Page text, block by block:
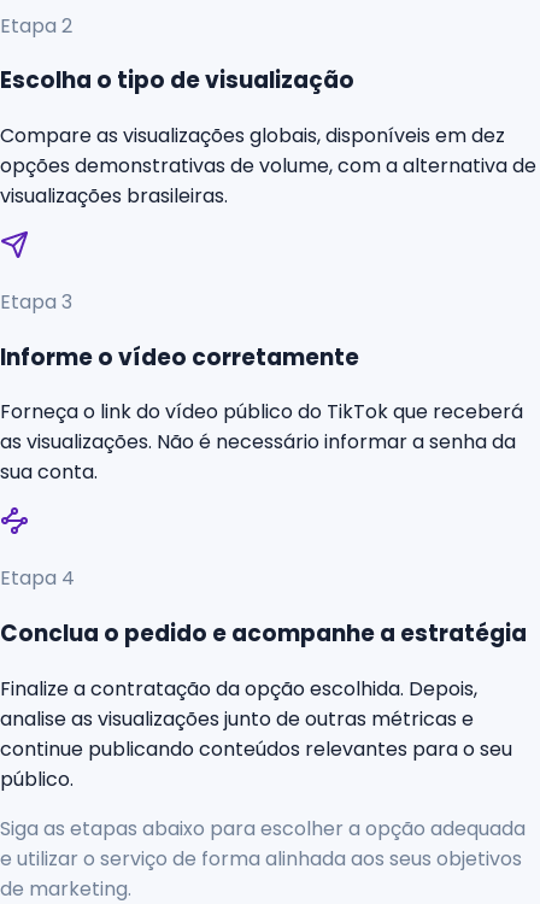
Etapa 2
Escolha o tipo de visualização
Compare as visualizações globais, disponíveis em dez
opções demonstrativas de volume, com a alternativa de
visualizações brasileiras.
Etapa 3
Informe o vídeo corretamente
Forneça o link do vídeo público do TikTok que receberá
as visualizações. Não é necessário informar a senha da
sua conta.
Etapa 4
Conclua o pedido e acompanhe a estratégia
Finalize a contratação da opção escolhida. Depois,
analise as visualizações junto de outras métricas e
continue publicando conteúdos relevantes para o seu
público.
Siga as etapas abaixo para escolher a opção adequada
e utilizar o serviço de forma alinhada aos seus objetivos
de marketing.